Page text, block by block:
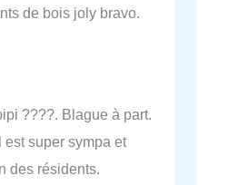
de bois joly bravo.
????. Blague à part.
est super sympa et
des résidents.